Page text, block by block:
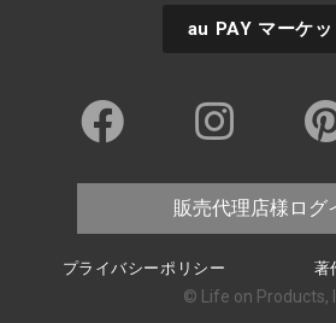
au PAY マーケッ
販売代理店様ログ
プライバシーポリシー 著
© Life on Products,